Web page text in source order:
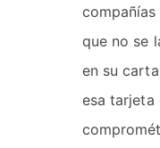
que no se
en su
esa tarjeta